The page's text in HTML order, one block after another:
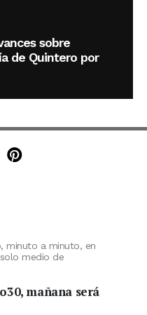
sobre
de Quintero por
X (Twitter)
en TikTok
de Minuto30 en
Minuto30 en LinkedIn
Minuto30 en
minuto a minuto, en
medio de
mañana será